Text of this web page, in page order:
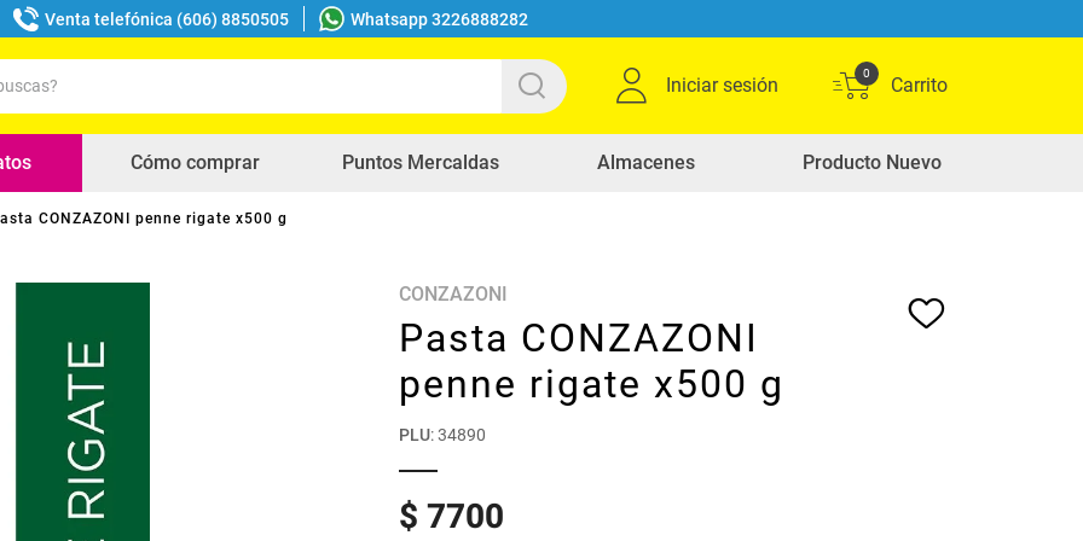
Venta telefónica (606) 8850505 Whatsapp 3226888282
Iniciar sesión
0
Cómo comprar Puntos Mercaldas Almacenes Producto Nuevo
CONZAZONI penne rigate x500 g
CONZAZONI
Pasta CONZAZONI
penne rigate x500 g
PLU:34890
$7700
buscados